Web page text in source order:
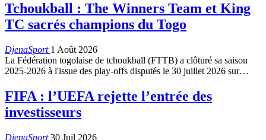
Tchoukball : The Winners Team et King
TC sacrés champions du Togo
DjenaSport 1 Août 2026
La Fédération togolaise de tchoukball (FTTB) a clôturé sa saison
2025-2026 à l'issue des play-offs disputés le 30 juillet 2026 sur…
FIFA : l’UEFA rejette l’entrée des
investisseurs
DjenaSport30 Juil 2026